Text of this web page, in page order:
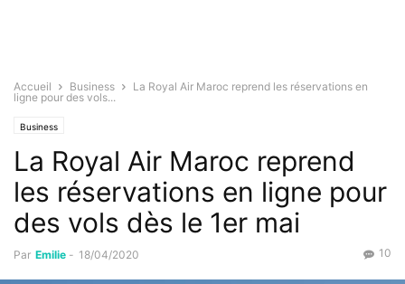
Accueil Business
La Royal Air Maroc reprend les réservations en
ligne pour des vols...
Business
La Royal Air Maroc reprend
les réservations en ligne pour
des vols dès le 1er mai
Par Emilie - 18/04/2020 10